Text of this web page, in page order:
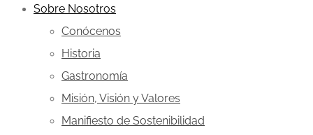
Sobre Nosotros
Conócenos
Historia
Gastronomía
Misión, Visión y Valores
Manifiesto de Sostenibilidad